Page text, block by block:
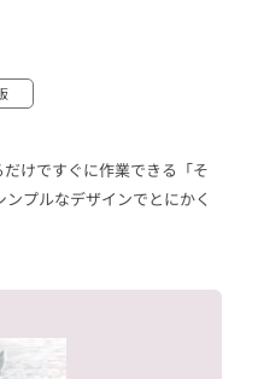
だけですぐに作業できる「そ
プルなデザインでとにかく